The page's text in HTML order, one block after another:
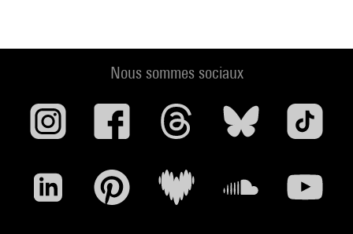
Nous sommes sociaux